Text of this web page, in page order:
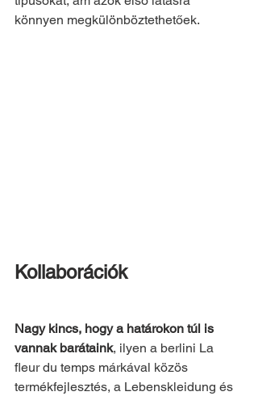
könnyen megkülönböztethetőek.
Kollaborációk
Nagy kincs, hogy a határokon túl is
vannak barátaink, ilyen a berlini La
fleur du temps márkával közös
termékfejlesztés, a Lebenskleidung és